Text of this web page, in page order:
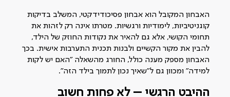
האבחון המקובל הוא אבחון פסיכודידקטי, המשלב בדיקות
קוגניטיביות, לימודיות ורגשיות. מטרתו אינה רק לזהות את
תחומי הקושי, אלא גם להאיר את נקודות החוזק של הילד,
להבין את מקור הקשיים ולבנות תכנית התערבות אישית. בכך
האבחון מספק מענה כולל, החורג מהשאלה "האם יש לקות
למידה" ומכוון גם ל"שאיך נכון לתמוך בילד הזה".
ההיבט הרגשי – לא פחות חשוב